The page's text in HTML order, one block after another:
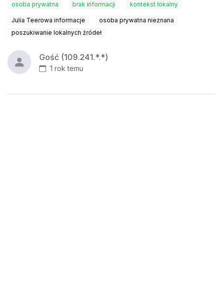
osoba prywatna brak informacji kontekst lokalny
Julia Teerowa informacje
osoba prywatna nieznana
poszukiwanie lokalnych źródeł
Gość (109.241.*.*)
1 rok temu